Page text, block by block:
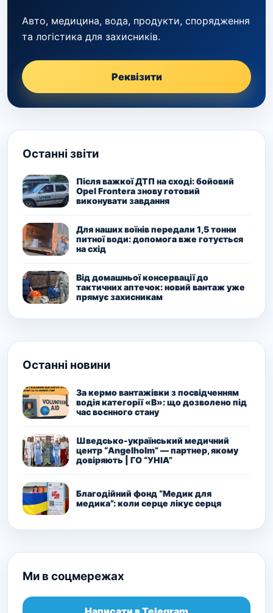
Авто, медицина, вода, продукти, спорядження
та логістика для захисників.
Реквізити
Останні звіти
Після важкої ДТП на сході: бойовий
Opel Frontera знову готовий
виконувати завдання
Для наших воїнів передали 1,5 тонни
питної води: допомога вже готується
на схід
Від домашньої консервації до
тактичних аптечок: новий вантаж уже
прямує захисникам
Останні новини
За кермо вантажівки з посвідченням
водія категорії «В»: що дозволено під
час воєнного стану
Шведсько-український медичний
центр “Angelholm” — партнер, якому
довіряють | ГО “УНІА”
Благодійний фонд “Медик для
медика”: коли серце лікує серця
Ми в соцмережах